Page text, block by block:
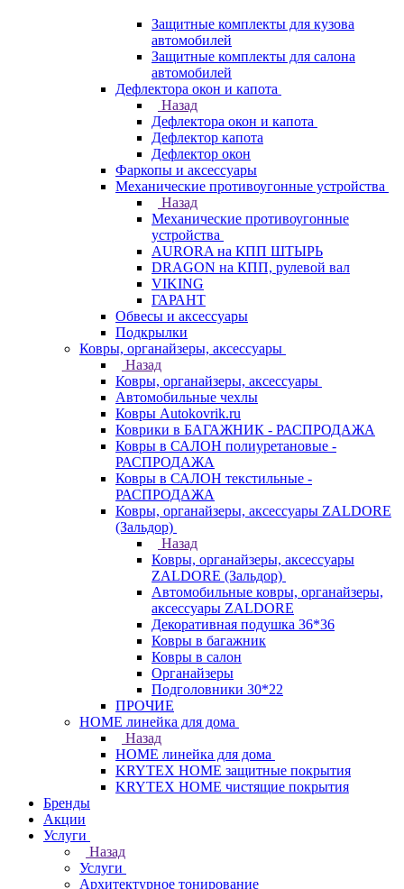
Защитные комплекты для кузова
автомобилей
Защитные комплекты для салона
автомобилей
Дефлектора окон и капота
Назад
Дефлектора окон и капота
Дефлектор капота
Дефлектор окон
Фаркопы и аксессуары
Механические противоугонные устройства
Назад
Механические противоугонные
устройства
AURORA на КПП ШТЫРЬ
DRAGON на КПП, рулевой вал
VIKING
ГАРАНТ
Обвесы и аксессуары
Подкрылки
Ковры, органайзеры, аксессуары
Назад
Ковры, органайзеры, аксессуары
Автомобильные чехлы
Ковры Autokovrik.ru
Коврики в БАГАЖНИК - РАСПРОДАЖА
Ковры в САЛОН полиуретановые -
РАСПРОДАЖА
Ковры в САЛОН текстильные -
РАСПРОДАЖА
Ковры, органайзеры, аксессуары ZALDORE
(Зальдор)
Назад
Ковры, органайзеры, аксессуары
ZALDORE (Зальдор)
Автомобильные ковры, органайзеры,
аксессуары ZALDORE
Декоративная подушка 36*36
Ковры в багажник
Ковры в салон
Органайзеры
Подголовники 30*22
ПРОЧИЕ
HOME линейка для дома
Назад
HOME линейка для дома
KRYTEX HOME защитные покрытия
KRYTEX HOME чистящие покрытия
Бренды
Акции
Услуги
Назад
Услуги
Архитектурное тонирование